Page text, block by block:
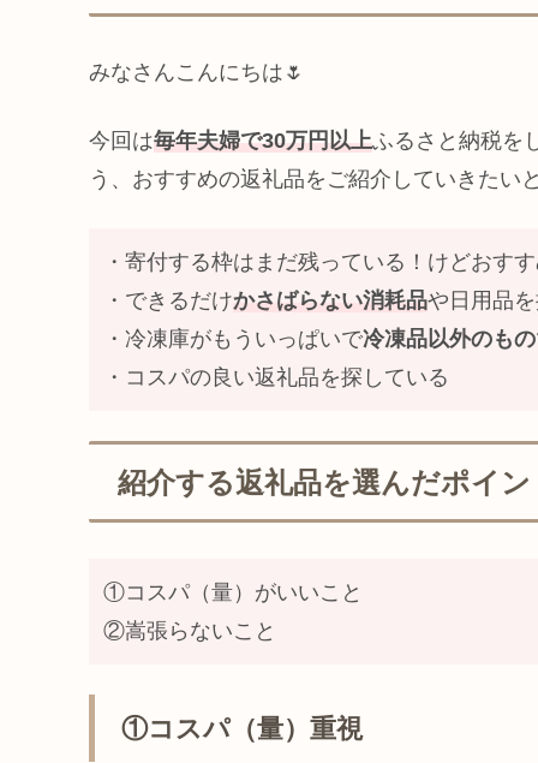
みなさんこんにちは🌷
今回は毎年夫婦で30万円以上ふるさと納税を
う、おすすめの返礼品をご紹介していきたい
・寄付する枠はまだ残っている！けどおす
・できるだけかさばらない消耗品や日用品
・冷凍庫がもういっぱいで冷凍品以外のもの
・コスパの良い返礼品を探している
紹介する返礼品を選んだポイン
①コスパ（量）がいいこと
②嵩張らないこと
①コスパ（量）重視